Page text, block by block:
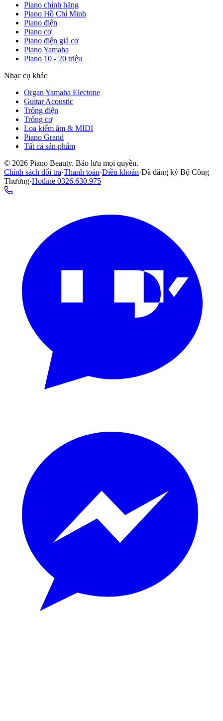
Piano chính hãng
Piano Hồ Chí Minh
Piano điện
Piano cơ
Piano điện giả cơ
Piano Yamaha
Piano 10 - 20 triệu
Nhạc cụ khác
Organ Yamaha Electone
Guitar Acoustic
Trống điện
Trống cơ
Loa kiểm âm & MIDI
Piano Grand
Tất cả sản phẩm
© 2026 Piano Beauty. Bảo lưu mọi quyền.
Chính sách đổi trả·Thanh toán·Điều khoản·Đã đăng ký Bộ Công
Thương·Hotline 0326.630.975